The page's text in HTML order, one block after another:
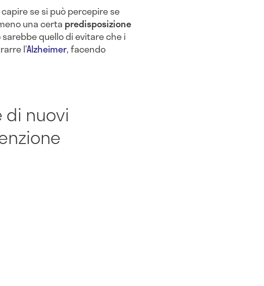
se si può percepire se
una certa predisposizione
sarebbe quello di evitare che i
l’Alzheimer, facendo
di nuovi